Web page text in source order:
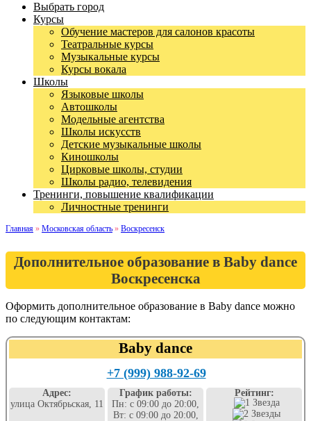
Выбрать город
Курсы
Обучение мастеров для салонов красоты
Театральные курсы
Музыкальные курсы
Курсы вокала
Школы
Языковые школы
Автошколы
Модельные агентства
Школы искусств
Детские музыкальные школы
Киношколы
Цирковые школы, студии
Школы радио, телевидения
Тренинги, повышение квалификации
Личностные тренинги
Главная » Московская область » Воскресенск
Дополнительное образование в Baby dance
Воскресенска
Оформить дополнительное образование в Baby dance можно
по следующим контактам:
Baby dance
+7 (999) 988-92-69
Адрес:
улица Октябрьская, 11
График работы:
Пн: с 09:00 до 20:00,
Вт: с 09:00 до 20:00,
Рейтинг: